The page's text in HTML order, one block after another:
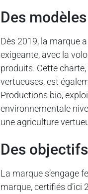
des
Dès 2019, la marque
exigeante, avec la
produits. Cette
vertueuses, est
Productions bio,
environnementale
une agriculture
des
La marque s’engage
marque, certifiés d’ici